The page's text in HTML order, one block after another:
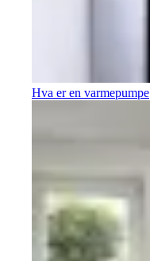
Hva er en varmepumpe